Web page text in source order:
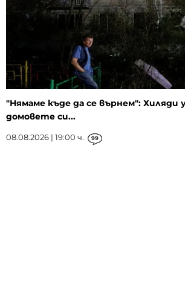
"Нямаме къде да се върнем": Хиляди
домовете си...
08.08.2026 | 19:00 ч. 99